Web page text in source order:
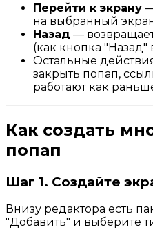
Перейти к экрану
на выбранный
Назад —
(как кнопка "Назад"
Остальные
закрыть попап,
работают как
Как создать
попап
Шаг 1. Создайте
Внизу редактора есть
"Добавить" и выберите